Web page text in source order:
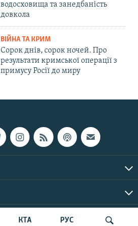
КТА РУС
водосховища та занедбаність
довкола
ВІЙНА ТА КРИМ
Сорок днів, сорок ночей. Про
результати кримської операції з
примусу Росії до миру
2026 | Усі права застережено.